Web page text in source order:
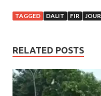
TAGGED DALIT FIR
RELATED POSTS